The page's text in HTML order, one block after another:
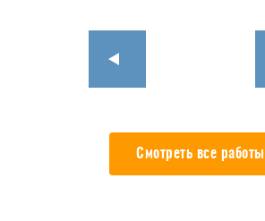
Смотреть все работы